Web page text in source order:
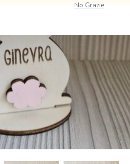
No Grazie